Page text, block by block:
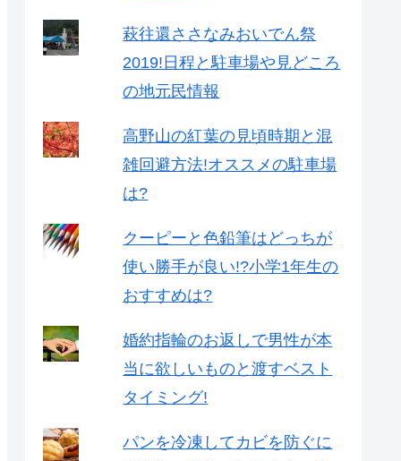
萩往還ささなみおいでん祭
2019!日程と駐車場や見どころ
の地元民情報
高野山の紅葉の見頃時期と混
雑回避方法!オススメの駐車場
は?
クーピーと色鉛筆はどっちが
使い勝手が良い!?小学1年生の
おすすめは?
婚約指輪のお返しで男性が本
当に欲しいものと渡すベスト
タイミング!
パンを冷凍してカビを防ぐに